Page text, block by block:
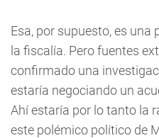
Esa, por supuesto, es
la fiscalía. Pero fuentes
confirmado una
estaría negociando un
Ahí estaría por lo tanto la
este polémico político de